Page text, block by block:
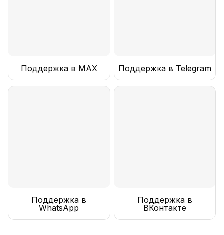
Поддержка в MAX Поддержка в Telegram
Поддержка в
WhatsApp
Поддержка в
ВКонтакте